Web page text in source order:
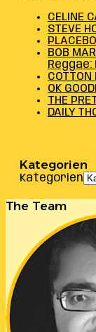
CELINE
STEVE
BOB
OK
THE
DAILY
Kategorien
Kategorien
The Team